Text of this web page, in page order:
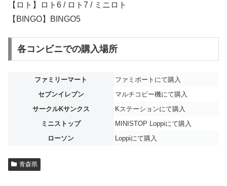
【ロト】ロト6 / ロト7 / ミニロト
【BINGO】BINGO5
各コンビニでの購入場所
ファミリーマート
ファミポートにて購入
セブンイレブン
マルチコピー機にて購入
サークルKサンクス
Kステーションにて購入
ミニストップ
MINISTOP Loppiにて購入
ローソン
Loppiにて購入
青森県